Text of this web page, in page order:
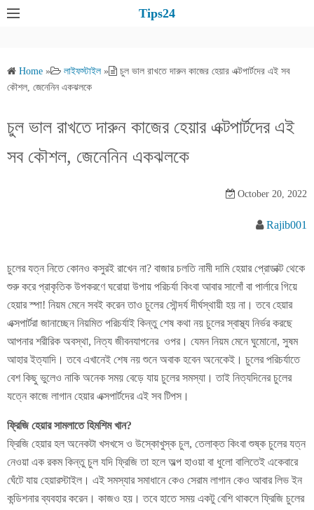
Tips24
Home » লাইফস্টাইল »
চুল ভাল রাখতে দারুন কাজের হেয়ার এক্টপার্টদের এই সব
কৌশল, জেনেনিন একঝলকে
চুল ভাল রাখতে দারুন কাজের হেয়ার এক্টপার্টদের এই
সব কৌশল, জেনেনিন একঝলকে
October 20, 2022
Rajib001
চুলের যত্ন নিতে কোনও কসুরই রাখেন না? বাজার চলতি নামী দামি হেয়ার প্রোডাক্ট থেকে
শুরু করে প্রাকৃতিক উপকরণে ঘরোয়া উপায় পরিচর্যা কিংবা আবার সালোঁ বা পার্লারে গিয়ে
হেয়ার স্পা! নিয়ম মেনে সবই করেন তাও চুলের সৌন্দর্য দীর্ঘস্থায়ী হয় না। তবে হেয়ার
এক্সপার্টরা জানাচ্ছেন নিয়মিত পরিচর্যাই কিন্তু শেষ কথা নয় চুলের স্বাস্থ্য নির্ভর করছে
আপনার শরীরিক অবস্থা, নিত্য জীবনযাপনের ওপর। যেমন নিয়ম মেনে ঘুমোনো, সুষম
আহার ইত্যাদি। তবে এখানেই শেষ নয় শুনে অবাক হবেন অনেকেই। চুলের পরিচর্যাতে
বেশ কিছু ভুলেও নাকি অনেক সময় বেড়ে যায় চুলের সমস্যা। তাই নিত্যদিনের চুলের
যত্নে কাজে লাগান হেয়ার এক্সপার্টদের এই সব টিপস।
ফ্রিজি হেয়ার সামলাতে হিমশিম খান?
ফ্রিজি হেয়ার হল অনেকটা খসখসে ও উস্কোখুস্ক চুল, তেলাক্ত কিংবা শুষ্ক চুলের যত্ন
নেওয়া এক রকম কিন্তু চুল যদি ফ্রিজি তা হলে অল্প হাওয়া বা ধুলো বালিতেই একেবারে
ঘেঁটে যায় হেয়ারস্টাইল। এই সমস্যার সমাধানে কেও সেরাম লাগান কেও আবার লিভ ইন
কন্ডিশনার ব্যবহার করেন। কাজও হয়। তবে হাতে সময় একটু বেশি থাকলে ফ্রিজি চুলের